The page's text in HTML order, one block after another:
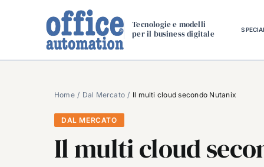
Tecnologie e modelli
per il business digitale
Home Dal Mercato Il multi cloud secondo Nutanix
DAL MERCATO
Il multi cloud